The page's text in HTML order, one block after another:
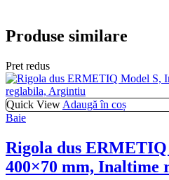
Produse similare
Pret redus
Quick View Adaugă în coș
Baie
Rigola dus
400×70 mm, Inaltime